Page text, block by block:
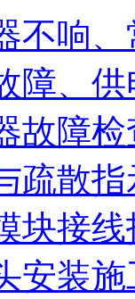
不响
障、
故障
疏散
块接
安装